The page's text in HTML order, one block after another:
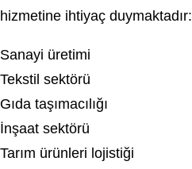
hizmetine ihtiyaç duymaktadır:
Sanayi üretimi
Tekstil sektörü
Gıda taşımacılığı
İnşaat sektörü
Tarım ürünleri lojistiği